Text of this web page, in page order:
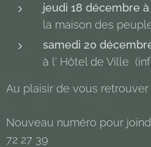
jeudi 18 décembre à
la maison des
samedi 20
à l' Hôtel de Ville
Au plaisir de vous retrouver
Nouveau numéro pour
72 27 39